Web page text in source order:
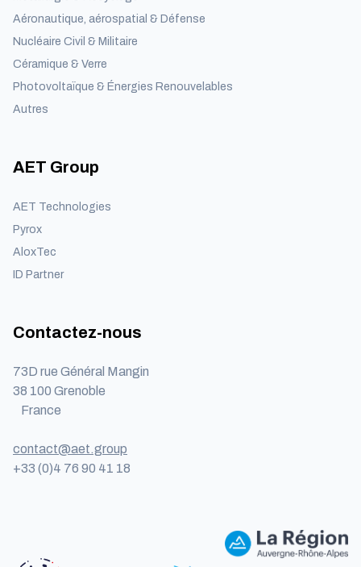
Aéronautique, aérospatial & Défense
Nucléaire Civil & Militaire
Céramique & Verre
Photovoltaïque & Énergies Renouvelables
Autres
AET Group
AET Technologies
Pyrox
AloxTec
ID Partner
Contactez-nous
73D rue Général Mangin
38 100 Grenoble
France
contact@aet.group
+33 (0)4 76 90 41 18